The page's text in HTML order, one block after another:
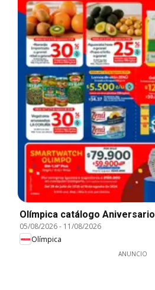
Olímpica catálogo Aniversario
05/08/2026- 11/08/2026
Olímpica
ANUNCIO